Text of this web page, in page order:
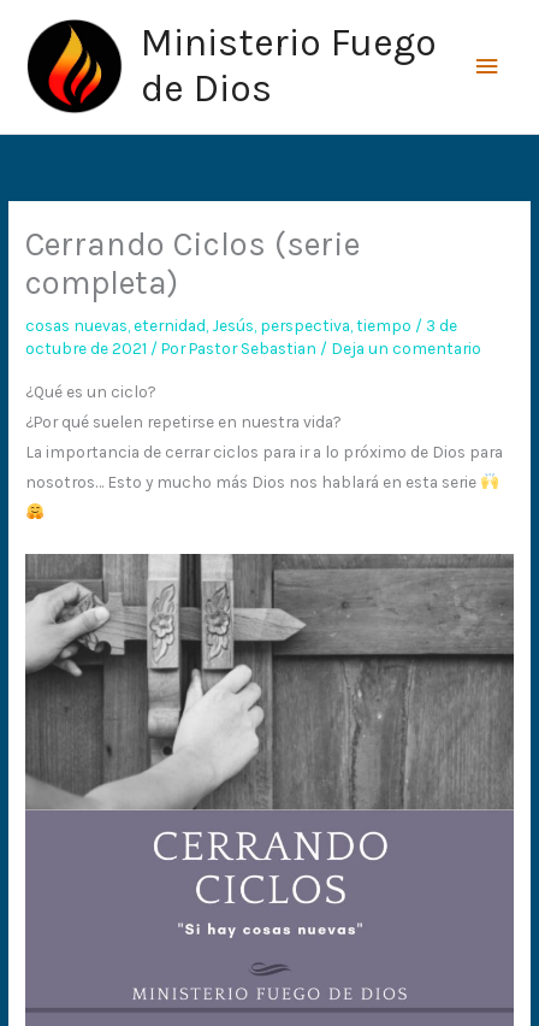
contenido
Ministerio Fuego
de Dios
Cerrando Ciclos (serie
completa)
cosas nuevas ,eternidad Jesús perspectiva ,tiempo / 3 de
octubre de 2021 / PorPastor Sebastian / Deja un comentario
¿Qué es un ciclo?
¿Por qué suelen repetirse en nuestra vida?
La importancia de cerrar ciclos para ir a lo próximo de Dios para
nosotros… Esto y mucho más Dios nos hablará en esta serie